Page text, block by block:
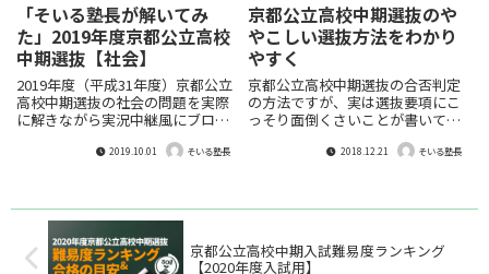
「そいる塾長が解いてみ
た」2019年度京都公立高校
中期選抜【社会】
2019年度（平成31年度）京都公立
高校中期選抜の社会の問題を実際
に解きながら実況中継風にブログ
にまとめました。昨年同様易し
く、このレベルなら最低8割以上
2019.10.01 そいる塾長
京都公立高校中期選抜のや
やこしい選抜方法をわかり
やすく
京都公立高校中期選抜の合否判定
の方法ですが、実は選抜要項にこ
っそり面倒くさいことが書いてあ
ります。あまり気にしなくていい
のですがときどき勘違いしていら
してください。
2018.12.21 そいる塾長
京都公立高校中期入試難易度ランキング
【2020年度入試用】